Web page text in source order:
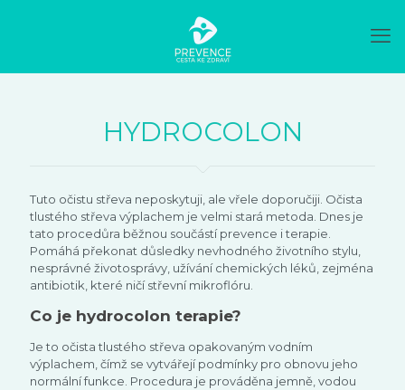
HYDROCOLON
Tuto očistu střeva neposkytuji, ale vřele doporučiji. Očista
tlustého střeva výplachem je velmi stará metoda. Dnes je
tato procedůra běžnou součástí prevence i terapie.
Pomáhá překonat důsledky nevhodného životního stylu,
nesprávné životosprávy, užívání chemických léků, zejména
antibiotik, které ničí střevní mikroflóru.
Co je hydrocolon terapie?
Je to očista tlustého střeva opakovaným vodním
výplachem, čímž se vytvářejí podmínky pro obnovu jeho
normální funkce. Procedura je prováděna jemně, vodou